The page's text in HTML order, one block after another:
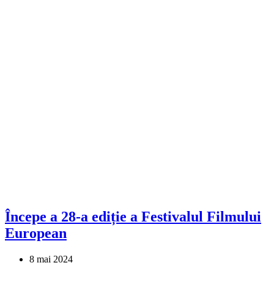
Începe a 28-a ediție a Festivalul Filmului
European
8 mai 2024